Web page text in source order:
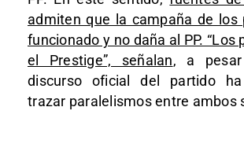
admiten que la campaña de los
funcionado y no daña al PP. “Los
el Prestige”, señalan, a
discurso oficial del partido
trazar paralelismos entre ambos